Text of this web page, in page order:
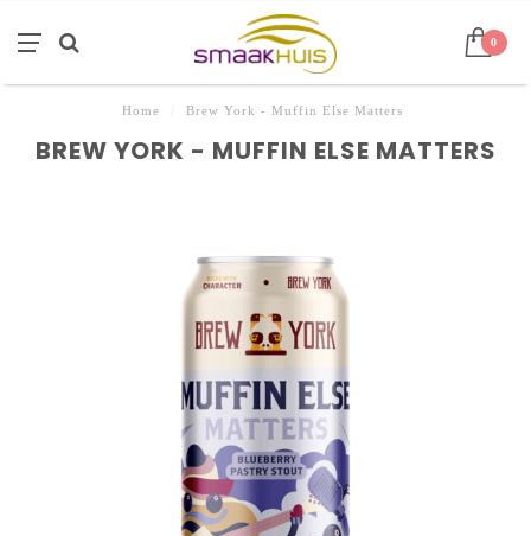
0
Home Brew York - Muffin Else Matters
BREW YORK - MUFFIN ELSE MATTERS